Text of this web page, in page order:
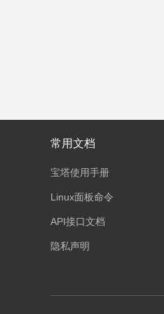
常用文档
宝塔使用手册
Linux面板命令
API接口文档
隐私声明